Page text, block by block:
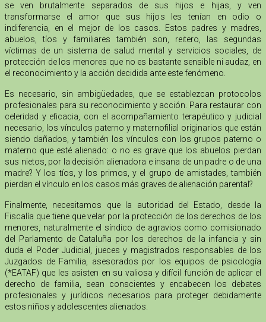
se ven brutalmente separados de sus hijos e hijas, y ven
transformarse el amor que sus hijos les tenían en odio o
indiferencia, en el mejor de los casos. Estos padres y madres,
abuelos, tíos y familiares también son, reitero, las segundas
víctimas de un sistema de salud mental y servicios sociales, de
protección de los menores que no es bastante sensible ni audaz, en
el reconocimiento y la acción decidida ante este fenómeno.
Es necesario, sin ambigüedades, que se establezcan protocolos
profesionales para su reconocimiento y acción. Para restaurar con
celeridad y eficacia, con el acompañamiento terapéutico y judicial
necesario, los vínculos paterno y maternofilial originarios que están
siendo dañados, y también los vínculos con los grupos paterno o
materno que esté alienado: o no es grave que los abuelos pierdan
sus nietos, por la decisión alienadora e insana de un padre o de una
madre? Y los tíos, y los primos, y el grupo de amistades, también
pierdan el vínculo en los casos más graves de alienación parental?
Finalmente, necesitamos que la autoridad del Estado, desde la
Fiscalía que tiene que velar por la protección de los derechos de los
menores, naturalmente el síndico de agravios como comisionado
del Parlamento de Cataluña por los derechos de la infancia y sin
duda el Poder Judicial, jueces y magistrados responsables de los
Juzgados de Familia, asesorados por los equipos de psicología
(*EATAF) que les asisten en su valiosa y difícil función de aplicar el
derecho de familia, sean conscientes y encabecen los debates
profesionales y jurídicos necesarios para proteger debidamente
estos niños y adolescentes alienados.